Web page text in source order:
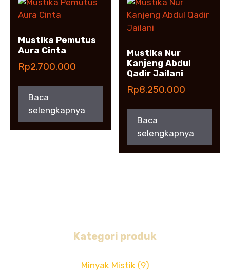
Mustika Pemutus
Aura Cinta
Rp2.700.000
Baca
selengkapnya
Mustika Nur
Kanjeng Abdul
Qadir Jailani
Rp8.250.000
Baca
selengkapnya
Kategori produk
Minyak Mistik (9)